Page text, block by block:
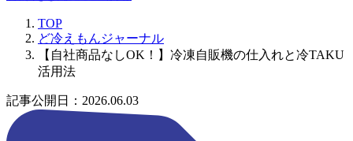
TOP
ど冷えもんジャーナル
【自社商品なしOK！】冷凍自販機の仕入れと冷TAKU
活用法
記事公開日：2026.06.03